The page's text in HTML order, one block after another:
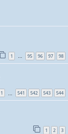
1 … 95 96 97 98
1 541 542 543 544
1 2 3